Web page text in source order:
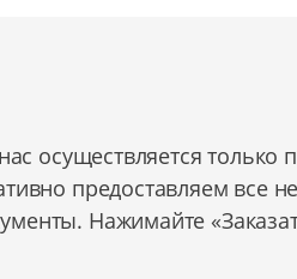
осуществляется только
предоставляем все
Нажимайте